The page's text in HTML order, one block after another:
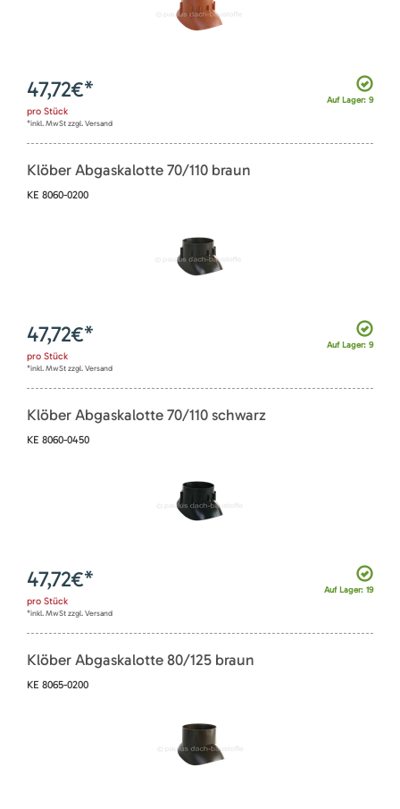
Auf Lager: 9
47,72€*
pro Stück
*inkl. MwSt zzgl. Versand
Klöber Abgaskalotte 70/110 braun
KE 8060-0200
Auf Lager: 9
47,72€*
pro Stück
*inkl. MwSt zzgl. Versand
Klöber Abgaskalotte 70/110 schwarz
KE 8060-0450
Auf Lager: 19
47,72€*
pro Stück
*inkl. MwSt zzgl. Versand
Klöber Abgaskalotte 80/125 braun
KE 8065-0200